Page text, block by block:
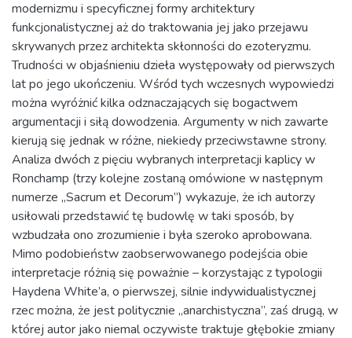
modernizmu i specyficznej formy architektury
funkcjonalistycznej aż do traktowania jej jako przejawu
skrywanych przez architekta skłonności do ezoteryzmu.
Trudności w objaśnieniu dzieła występowały od pierwszych
lat po jego ukończeniu. Wśród tych wczesnych wypowiedzi
można wyróżnić kilka odznaczających się bogactwem
argumentacji i siłą dowodzenia. Argumenty w nich zawarte
kierują się jednak w różne, niekiedy przeciwstawne strony.
Analiza dwóch z pięciu wybranych interpretacji kaplicy w
Ronchamp (trzy kolejne zostaną omówione w następnym
numerze „Sacrum et Decorum”) wykazuje, że ich autorzy
usiłowali przedstawić tę budowlę w taki sposób, by
wzbudzała ono zrozumienie i była szeroko aprobowana.
Mimo podobieństw zaobserwowanego podejścia obie
interpretacje różnią się poważnie – korzystając z typologii
Haydena White’a, o pierwszej, silnie indywidualistycznej
rzec można, że jest politycznie „anarchistyczna”, zaś drugą, w
której autor jako niemal oczywiste traktuje głębokie zmiany